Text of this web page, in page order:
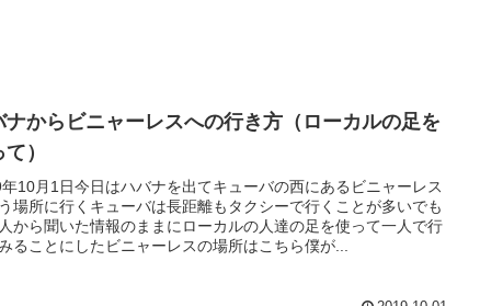
ナからビニャーレスへの行き方（ローカルの足を
）
10月1日今日はハバナを出てキューバの西にあるビニャーレス
場所に行くキューバは長距離もタクシーで行くことが多いでも
から聞いた情報のままにローカルの人達の足を使って一人で行
ることにしたビニャーレスの場所はこちら僕が...